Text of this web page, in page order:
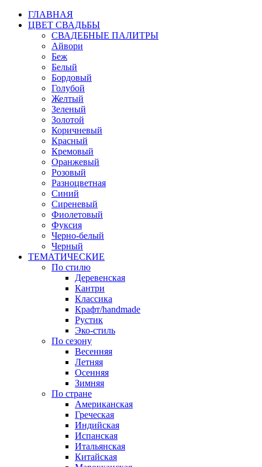
ГЛАВНАЯ
ЦВЕТ СВАДЬБЫ
СВАДЕБНЫЕ ПАЛИТРЫ
Айвори
Беж
Белый
Бордовый
Голубой
Желтый
Зеленый
Золотой
Коричневый
Красный
Кремовый
Оранжевый
Розовый
Разноцветная
Синий
Сиреневый
Фиолетовый
Фуксия
Черно-белый
Черный
ТЕМАТИЧЕСКИЕ
По стилю
Деревенская
Кантри
Классика
Крафт/handmade
Рустик
Эко-стиль
По сезону
Весенняя
Летняя
Осенняя
Зимняя
По стране
Американская
Греческая
Индийская
Испанская
Итальянская
Китайская